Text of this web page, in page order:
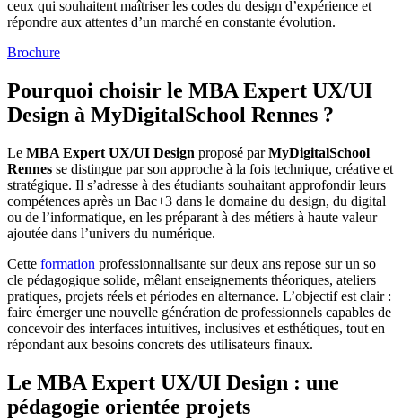
ceux qui souhaitent maîtriser les codes du design d’expérience et
répondre aux attentes d’un marché en constante évolution.
Brochure
Pourquoi choisir le MBA Expert UX/UI
Design à MyDigitalSchool Rennes ?
Le MBA Expert UX/UI Design proposé parMyDigitalSchool
Rennes se distingue par son approche à la fois technique, créative et
stratégique. Il s’adresse à des étudiants souhaitant approfondir leurs
compétences après un Bac+3 dans le domaine du design, du digital
ou de l’informatique, en les préparant à des métiers à haute valeur
ajoutée dans l’univers du numérique.
Cette formation professionnalisante sur deux ans repose sur un so
cle pédagogique solide, mêlant enseignements théoriques, ateliers
pratiques, projets réels et périodes en alternance. L’objectif est clair :
faire émerger une nouvelle génération de professionnels capables de
concevoir des interfaces intuitives, inclusives et esthétiques, tout en
répondant aux besoins concrets des utilisateurs finaux.
Le MBA Expert UX/UI Design : une
pédagogie orientée projets